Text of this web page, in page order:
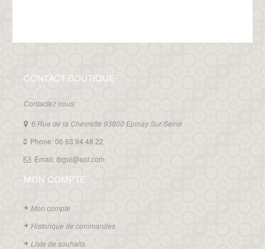
CONTACT BOUTIQUE
Contactez nous:
6 Rue de la Chevrette 93800 Epinay Sur Seine
Phone: 06 63 94 48 22
Email: ibgui@aol.com
MON COMPTE
Mon compte
Historique de commandes
Liste de souhaits